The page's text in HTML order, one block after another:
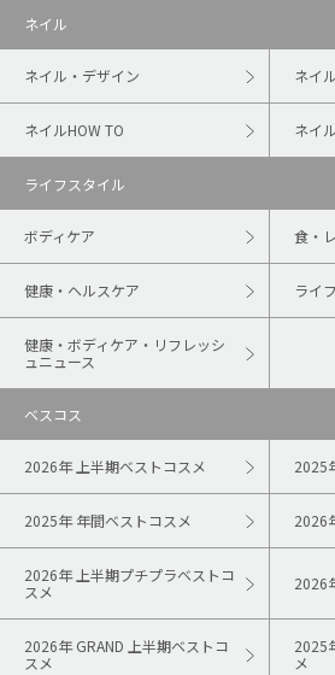
ネイル
ネイル・デザイン ネイ
ネイルHOW TO ネイ
ライフスタイル
ボディケア 食・
健康・ヘルスケア ライ
健康・ボディケア・リフレッシ
ュニュース
ベスコス
2026年 上半期ベストコスメ 2025
2025年 年間ベストコスメ 2026
2026年 上半期プチプラベストコ
スメ
2026
2026年 GRAND 上半期ベストコ
スメ
2025
メ